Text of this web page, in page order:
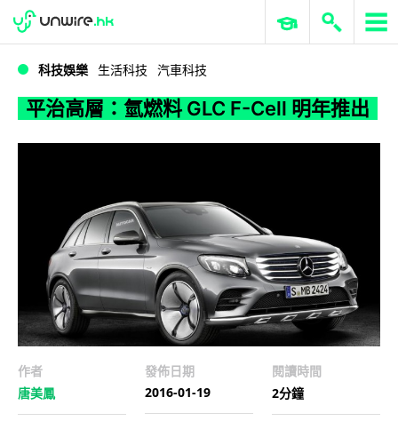
平治高層：氫燃料 GLC F-Cell 明年推出
WWDC 2026 ERP 與商業 AI
科技娛樂 生活科技 汽車科技
平治高層：氫燃料 GLC F-Cell 明年推出
作者
唐美鳳
發佈日期
2016-01-19
閱讀時間
2分鐘